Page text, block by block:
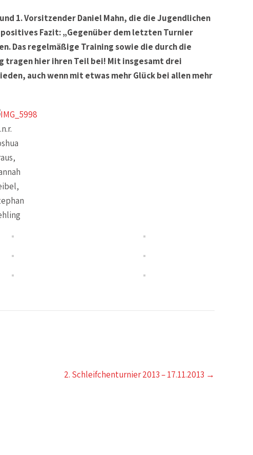
1. Vorsitzender Daniel Mahn, die die Jugendlichen
Fazit: „Gegenüber dem letzten Turnier
Das regelmäßige Training sowie die durch die
tragen hier ihren Teil bei! Mit insgesamt drei
auch wenn mit etwas mehr Glück bei allen mehr
2. Schleifchenturnier 2013 – 17.11.2013 →